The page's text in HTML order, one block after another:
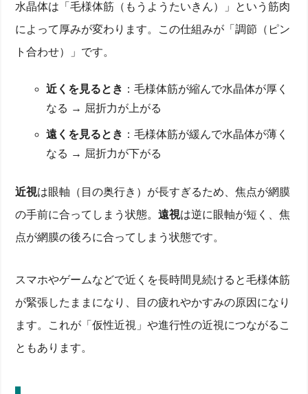
水晶体は「毛様体筋（もうようたいきん）」という筋肉
によって厚みが変わります。この仕組みが「調節（ピン
ト合わせ）」です。
近くを見るとき ：毛様体筋が縮んで水晶体が厚く
なる → 屈折力が上がる
遠くを見るとき ：毛様体筋が緩んで水晶体が薄く
なる → 屈折力が下がる
近視は眼軸（目の奥行き）が長すぎるため、焦点が網膜
の手前に合ってしまう状態。遠視は逆に眼軸が短く、焦
点が網膜の後ろに合ってしまう状態です。
スマホやゲームなどで近くを長時間見続けると毛様体筋
が緊張したままになり、目の疲れやかすみの原因になり
ます。これが「仮性近視」や進行性の近視につながるこ
ともあります。